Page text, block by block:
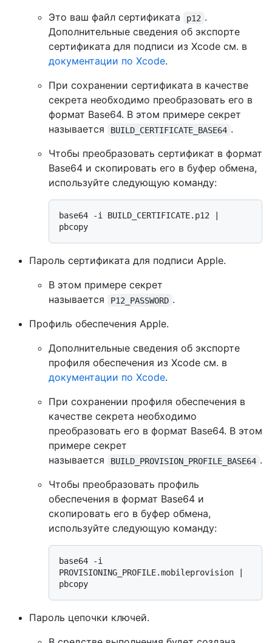
Это ваш файл сертификата
p12 .
Дополнительные сведения об экспорте
сертификата для подписи из Xcode см. в
документации по Xcode.
При сохранении сертификата в качестве
секрета необходимо преобразовать его в
формат Base64. В этом примере секрет
называется
BUILD_CERTIFICATE_BASE64 .
Чтобы преобразовать сертификат в формат
Base64 и скопировать его в буфер обмена,
используйте следующую команду:
base64 -i BUILD_CERTIFICATE.p12 |
Пароль сертификата для подписи Apple.
В этом примере секрет
называется
P12_PASSWORD .
Профиль обеспечения Apple.
Дополнительные сведения об экспорте
профиля обеспечения из Xcode см. в
документации по Xcode.
При сохранении профиля обеспечения в
качестве секрета необходимо
преобразовать его в формат Base64. В этом
примере секрет
называется
BUILD_PROVISION_PROFILE_BASE64 .
Чтобы преобразовать профиль
обеспечения в формат Base64 и
скопировать его в буфер обмена,
используйте следующую команду:
base64 -i
PROVISIONING_PROFILE.mobileprovision |
Пароль цепочки ключей.